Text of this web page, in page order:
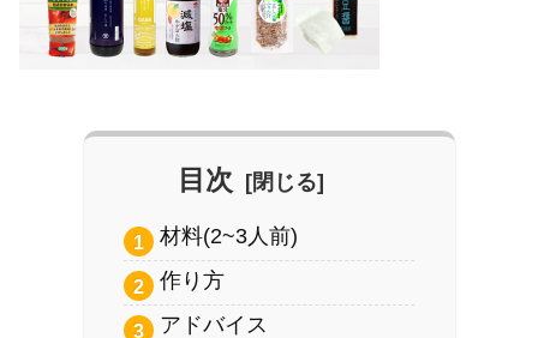
目次
材料(2~3人前)
作り方
アドバイス